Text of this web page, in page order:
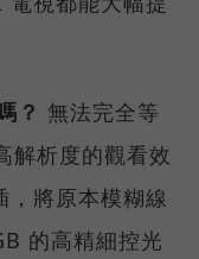
？ 無法完全等
解析度的觀看效
將原本模糊線
的高精細控光